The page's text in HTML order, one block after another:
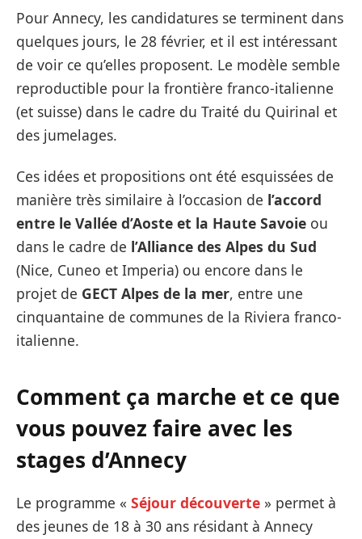
Pour Annecy, les candidatures se terminent dans
quelques jours, le 28 février, et il est intéressant
de voir ce qu’elles proposent. Le modèle semble
reproductible pour la frontière franco-italienne
(et suisse) dans le cadre du Traité du Quirinal et
des jumelages.
Ces idées et propositions ont été esquissées de
manière très similaire à l’occasion de l’accord
entre le Vallée d’Aoste et la Haute Savoie ou
dans le cadre de l’Alliance des Alpes du Sud
(Nice, Cuneo et Imperia) ou encore dans le
projet de GECT Alpes de la mer, entre une
cinquantaine de communes de la Riviera franco-
italienne.
Comment ça marche et ce que
vous pouvez faire avec les
stages d’Annecy
Le programme « Séjour découverte » permet à
des jeunes de 18 à 30 ans résidant à Annecy